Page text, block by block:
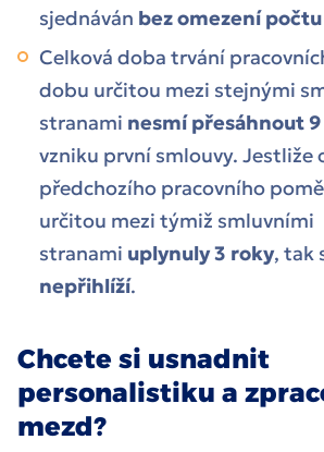
sjednáván bez omezení
Celková doba trvání
dobu určitou mezi stejnými
stranami nesmí přesáhnout
vzniku první smlouvy. Jestliže
předchozího pracovního
určitou mezi týmiž smluvními
stranami uplynuly 3 roky, tak
nepřihlíží.
Chcete si usnadnit
personalistiku a
mezd?